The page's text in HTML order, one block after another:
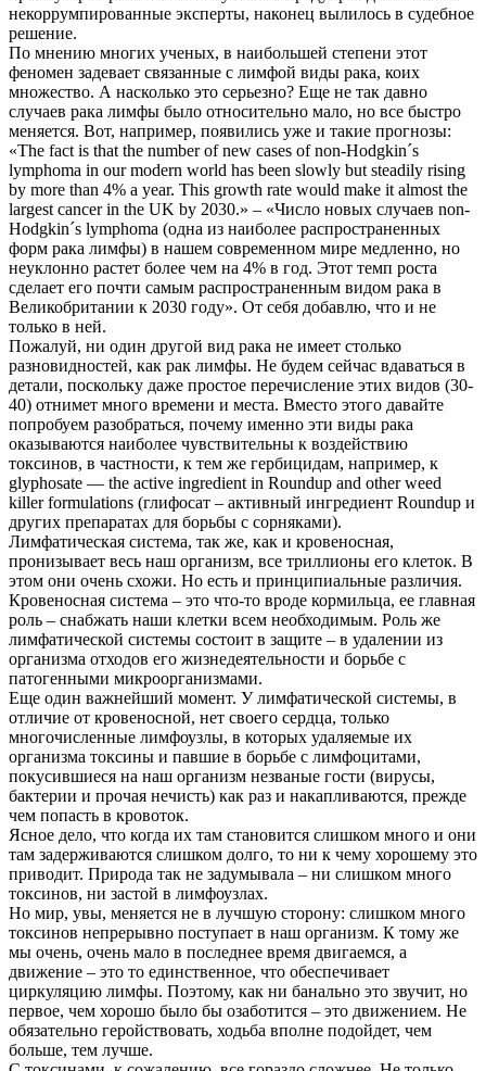
некоррумпированные эксперты, наконец вылилось в судебное
решение.
По мнению многих ученых, в наибольшей степени этот
феномен задевает связанные с лимфой виды рака, коих
множество. А насколько это серьезно? Еще не так давно
случаев рака лимфы было относительно мало, но все быстро
меняется. Вот, например, появились уже и такие прогнозы:
«The fact is that the number of new cases of non-Hodgkin´s
lymphoma in our modern world has been slowly but steadily rising
by more than 4% a year. This growth rate would make it almost the
largest cancer in the UK by 2030.» – «Число новых случаев non-
Hodgkin´s lymphoma (одна из наиболее распространенных
форм рака лимфы) в нашем современном мире медленно, но
неуклонно растет более чем на 4% в год. Этот темп роста
сделает его почти самым распространенным видом рака в
Великобритании к 2030 году». От себя добавлю, что и не
только в ней.
Пожалуй, ни один другой вид рака не имеет столько
разновидностей, как рак лимфы. Не будем сейчас вдаваться в
детали, поскольку даже простое перечисление этих видов (30-
40) отнимет много времени и места. Вместо этого давайте
попробуем разобраться, почему именно эти виды рака
оказываются наиболее чувствительны к воздействию
токсинов, в частности, к тем же гербицидам, например, к
glyphosate — the active ingredient in Roundup and other weed
killer formulations (глифосат – активный ингредиент Roundup и
других препаратах для борьбы с сорняками).
Лимфатическая система, так же, как и кровеносная,
пронизывает весь наш организм, все триллионы его клеток. В
этом они очень схожи. Но есть и принципиальные различия.
Кровеносная система – это что-то вроде кормильца, ее главная
роль – снабжать наши клетки всем необходимым. Роль же
лимфатической системы состоит в защите – в удалении из
организма отходов его жизнедеятельности и борьбе с
патогенными микроорганизмами.
Еще один важнейший момент. У лимфатической системы, в
отличие от кровеносной, нет своего сердца, только
многочисленные лимфоузлы, в которых удаляемые их
организма токсины и павшие в борьбе с лимфоцитами,
покусившиеся на наш организм незваные гости (вирусы,
бактерии и прочая нечисть) как раз и накапливаются, прежде
чем попасть в кровоток.
Ясное дело, что когда их там становится слишком много и они
там задерживаются слишком долго, то ни к чему хорошему это
приводит. Природа так не задумывала – ни слишком много
токсинов, ни застой в лимфоузлах.
Но мир, увы, меняется не в лучшую сторону: слишком много
токсинов непрерывно поступает в наш организм. К тому же
мы очень, очень мало в последнее время двигаемся, а
движение – это то единственное, что обеспечивает
циркуляцию лимфы. Поэтому, как ни банально это звучит, но
первое, чем хорошо было бы озаботится – это движением. Не
обязательно геройствовать, ходьба вполне подойдет, чем
больше, тем лучше.